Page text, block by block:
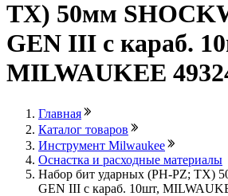
TX) 50мм
GEN III с караб.
MILWAUKEE
Главная
Каталог товаров
Инструмент Milwaukee
Оснастка и расходные материалы
Набор бит ударных (PH-PZ; TX)
GEN III с караб. 10шт,